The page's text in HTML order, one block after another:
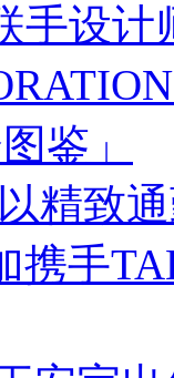
手设计
鉴」
精致
携手